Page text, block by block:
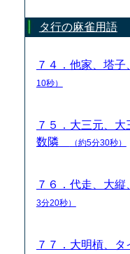
タ行の麻雀用語
７４．他家、塔
10秒）
７５．大三元、
数隣
（約5分30秒）
７６．代走、大
3分20秒）
７７．大明槓、